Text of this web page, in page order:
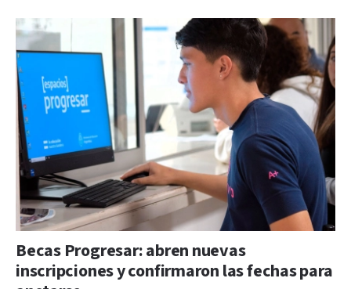
Becas Progresar: abren nuevas
inscripciones y confirmaron las fechas para